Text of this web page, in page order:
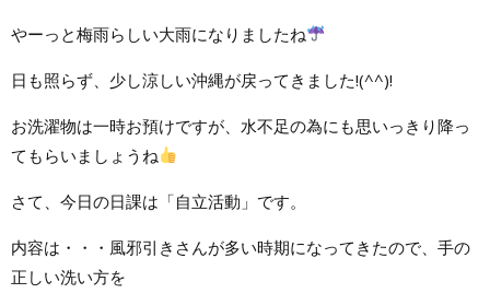
やーっと梅雨らしい大雨になりましたね
日も照らず、少し涼しい沖縄が戻ってきました!(^^)!
お洗濯物は一時お預けですが、水不足の為にも思いっきり降っ
てもらいましょうね
さて、今日の日課は「自立活動」です。
内容は・・・風邪引きさんが多い時期になってきたので、手の
正しい洗い方を